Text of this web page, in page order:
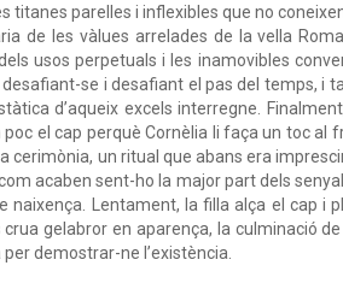
titanes parelles i inflexibles que no coneixen
de les vàlues arrelades de la vella Roma;
usos perpetuals i les inamovibles
se i desafiant el pas del temps, i
d’aqueix excels interregne.
poc el cap perquè Cornèlia li faça un toc al
cerimònia, un ritual que abans era
acaben sent-ho la major part dels
Lentament, la filla alça el cap i
gelabror en aparença, la culminació de
demostrar-ne l’existència.